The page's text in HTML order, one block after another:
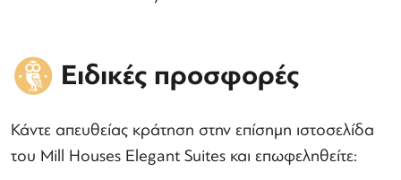
Ειδικές προσφορές
Κάντε απευθείας κράτηση στην επίσημη ιστοσελίδα
του Mill Houses Elegant Suites και επωφεληθείτε: